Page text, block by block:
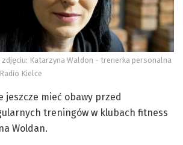
zdjęciu: Katarzyna Waldon - trenerka personalna
Kielce
jeszcze mieć obawy przed
treningów w klubach fitness
Woldan.